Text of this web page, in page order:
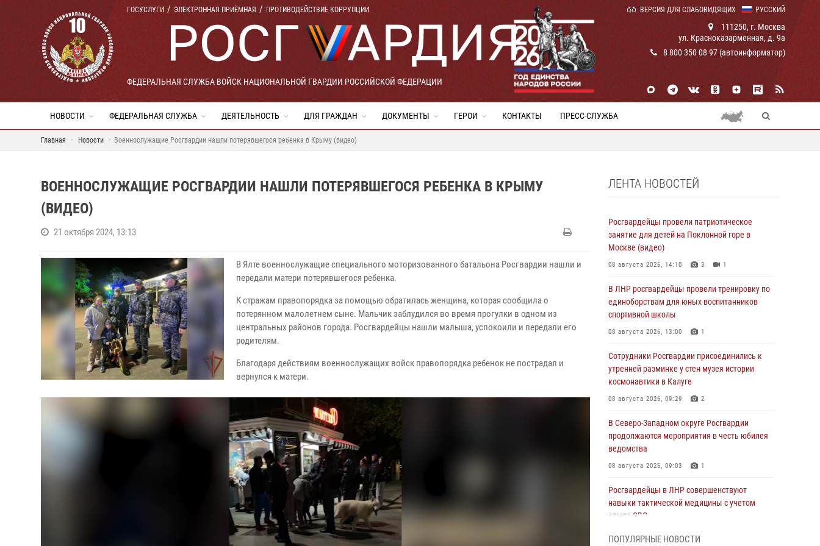
РУССКИЙ
ГОСУСЛУГИ ЭЛЕКТРОННАЯ ПРИЁМНАЯ ПРОТИВОДЕЙСТВИЕ КОРРУПЦИИ ВЕРСИЯ ДЛЯ СЛАБОВИДЯЩИХ
ФЕДЕРАЛЬНАЯ СЛУЖБА ВОЙСК НАЦИОНАЛЬНОЙ ГВАРДИИ РОССИЙСКОЙ ФЕДЕРАЦИИ
111250, г. Москва
ул. Красноказарменная, д. 9а
8 800 350 08 97 (автоинформатор)
НОВОСТИ ФЕДЕРАЛЬНАЯ СЛУЖБА ДЕЯТЕЛЬНОСТЬ ДЛЯ ГРАЖДАН ДОКУМЕНТЫ ГЕРОИ КОНТАКТЫ ПРЕСС-СЛУЖБА
Главная Новости Военнослужащие Росгвардии нашли потерявшегося ребенка в Крыму (видео)
ВОЕННОСЛУЖАЩИЕ РОСГВАРДИИ НАШЛИ ПОТЕРЯВШЕГОСЯ РЕБЕНКА В КРЫМУ
(ВИДЕО)
21 октября 2024, 13:13
В Ялте военнослужащие специального моторизованного батальона Росгвардии нашли и
передали матери потерявшегося ребенка.
К стражам правопорядка за помощью обратилась женщина, которая сообщила о
потерянном малолетнем сыне. Мальчик заблудился во время прогулки в одном из
центральных районов города. Росгвардейцы нашли малыша, успокоили и передали его
родителям.
Благодаря действиям военнослужащих войск правопорядка ребенок не пострадал и
вернулся к матери.
ЛЕНТА НОВОСТЕЙ
Росгвардейцы провели патриотическое
занятие для детей на Поклонной горе в
Москве (видео)
08 августа 2026, 14:10 3 1
В ЛНР росгвардейцы провели тренировку по
единоборствам для юных воспитанников
спортивной школы
08 августа 2026, 13:00 1
Сотрудники Росгвардии присоединились к
утренней разминке у стен музея истории
космонавтики в Калуге
08 августа 2026, 09:29 2
В Северо-Западном округе Росгвардии
продолжаются мероприятия в честь юбилея
ведомства
08 августа 2026, 09:03 1
Росгвардейцы в ЛНР совершенствуют
навыки тактической медицины с учетом
опыта СВО
ПОПУЛЯРНЫЕ НОВОСТИ